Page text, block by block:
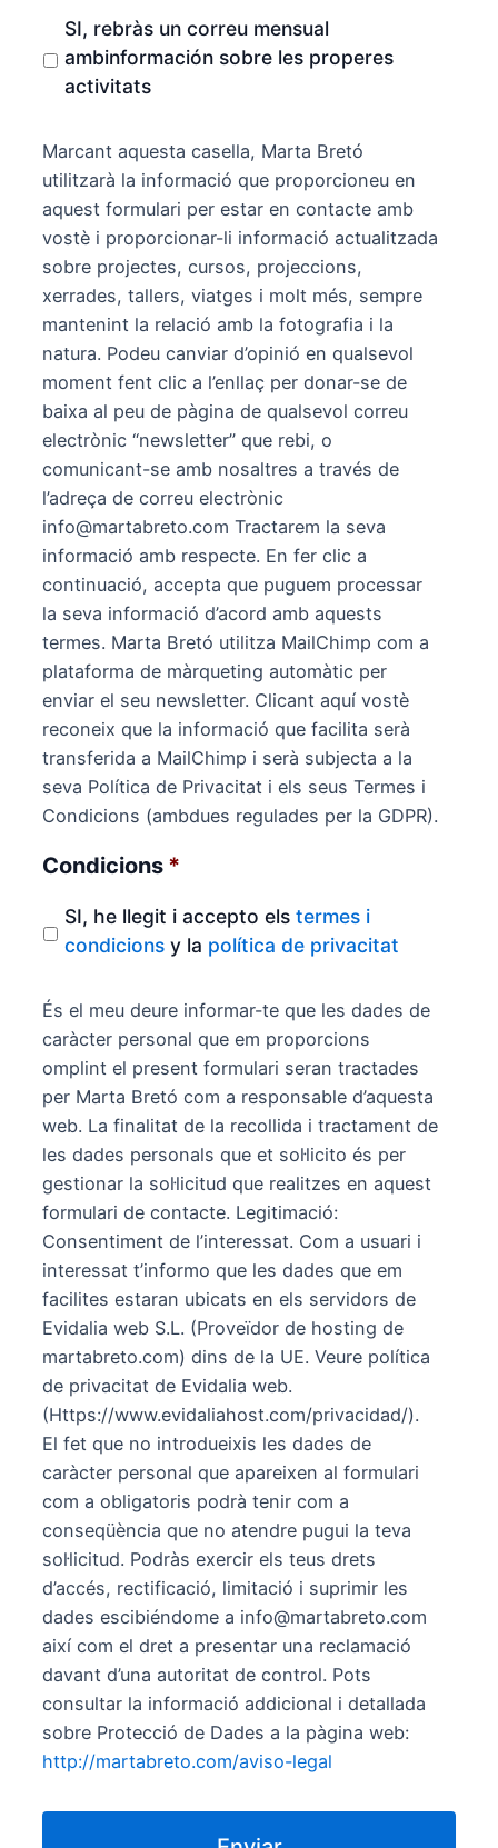
SI, rebràs un correu mensual
ambinformación sobre les properes
activitats
Marcant aquesta casella, Marta Bretó
utilitzarà la informació que proporcioneu en
aquest formulari per estar en contacte amb
vostè i proporcionar-li informació actualitzada
sobre projectes, cursos, projeccions,
xerrades, tallers, viatges i molt més, sempre
mantenint la relació amb la fotografia i la
natura. Podeu canviar d’opinió en qualsevol
moment fent clic a l’enllaç per donar-se de
baixa al peu de pàgina de qualsevol correu
electrònic “newsletter” que rebi, o
comunicant-se amb nosaltres a través de
l’adreça de correu electrònic
info@martabreto.com Tractarem la seva
informació amb respecte. En fer clic a
continuació, accepta que puguem processar
la seva informació d’acord amb aquests
termes. Marta Bretó utilitza MailChimp com a
plataforma de màrqueting automàtic per
enviar el seu newsletter. Clicant aquí vostè
reconeix que la informació que facilita serà
transferida a MailChimp i serà subjecta a la
seva Política de Privacitat i els seus Termes i
Condicions (ambdues regulades per la GDPR).
Condicions *
SI, he llegit i accepto els termes i
condicions y la política de privacitat
És el meu deure informar-te que les dades de
caràcter personal que em proporcions
omplint el present formulari seran tractades
per Marta Bretó com a responsable d’aquesta
web. La finalitat de la recollida i tractament de
les dades personals que et sol·licito és per
gestionar la sol·licitud que realitzes en aquest
formulari de contacte. Legitimació:
Consentiment de l’interessat. Com a usuari i
interessat t’informo que les dades que em
facilites estaran ubicats en els servidors de
Evidalia web S.L. (Proveïdor de hosting de
martabreto.com) dins de la UE. Veure política
de privacitat de Evidalia web.
(Https://www.evidaliahost.com/privacidad/).
El fet que no introdueixis les dades de
caràcter personal que apareixen al formulari
com a obligatoris podrà tenir com a
conseqüència que no atendre pugui la teva
sol·licitud. Podràs exercir els teus drets
d’accés, rectificació, limitació i suprimir les
dades escibiéndome a info@martabreto.com
així com el dret a presentar una reclamació
davant d’una autoritat de control. Pots
consultar la informació addicional i detallada
sobre Protecció de Dades a la pàgina web:
http://martabreto.com/aviso-legal